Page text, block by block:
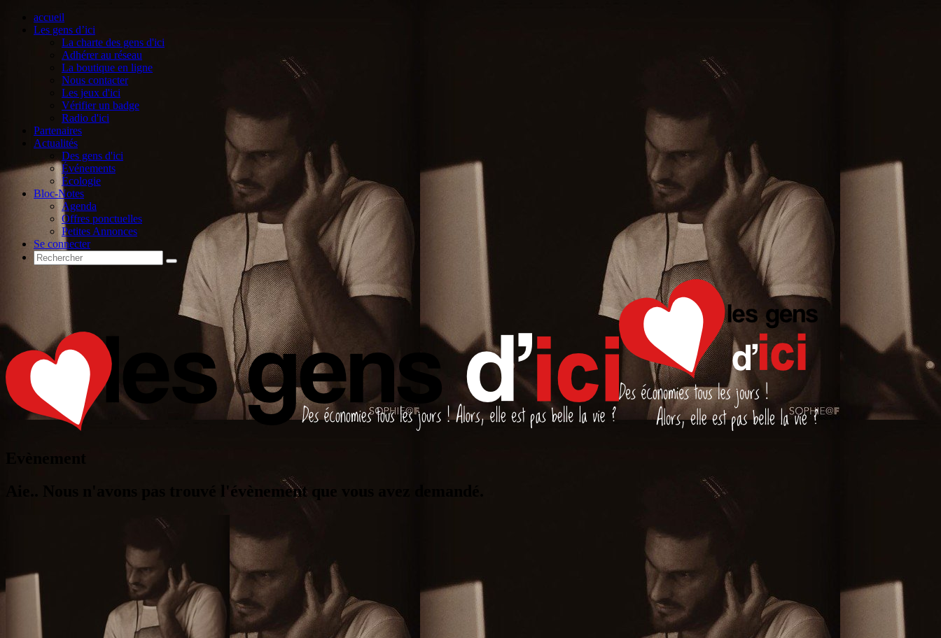
accueil
Les gens d’ici
La charte des gens d'ici
Adhérer au réseau
La boutique en ligne
Nous contacter
Les jeux d'ici
Vérifier un badge
Radio d'ici
Partenaires
Actualités
Des gens d'ici
Événements
Écologie
Bloc-Notes
Agenda
Offres ponctuelles
Petites Annonces
Se connecter
Aie.. Nous n'avons pas trouvé l'évènement que vous avez demandé.